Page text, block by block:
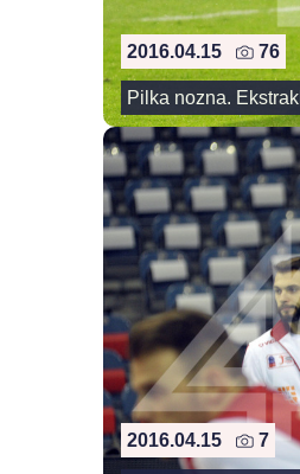
2016.04.15 76
Pilka nozna.
2016.04.15 7